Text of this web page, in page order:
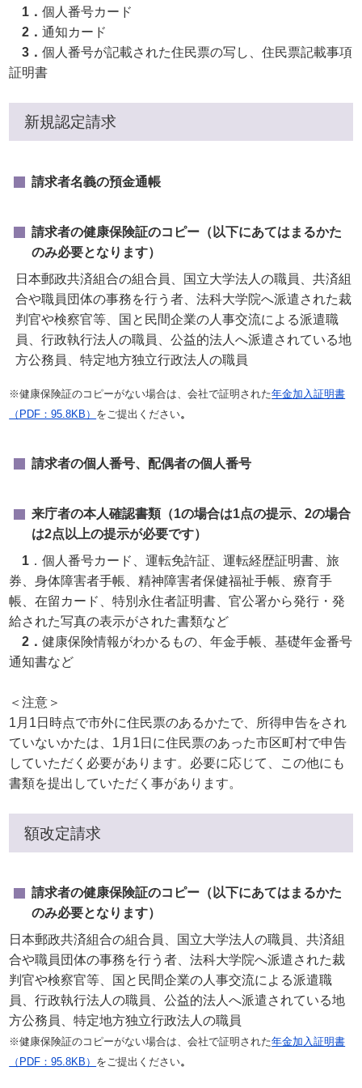
1．個人番号カード
2．通知カード
3．個人番号が記載された住民票の写し、住民票記載事項
証明書
新規認定請求
請求者名義の預金通帳
請求者の健康保険証のコピー（以下にあてはまるかた
のみ必要となります）
日本郵政共済組合の組合員、国立大学法人の職員、共済組
合や職員団体の事務を行う者、法科大学院へ派遣された裁
判官や検察官等、国と民間企業の人事交流による派遣職
員、行政執行法人の職員、公益的法人へ派遣されている地
方公務員、特定地方独立行政法人の職員
※健康保険証のコピーがない場合は、会社で証明された年金加入証明書
（PDF：95.8KB） をご提出ください。
請求者の個人番号、配偶者の個人番号
来庁者の本人確認書類（1の場合は1点の提示、2の場合
は2点以上の提示が必要です）
1 ．個人番号カード、運転免許証、運転経歴証明書、旅
券、身体障害者手帳、精神障害者保健福祉手帳、療育手
帳、在留カード、特別永住者証明書、官公署から発行・発
給された写真の表示がされた書類など
2．健康保険情報がわかるもの、年金手帳、基礎年金番号
通知書など
＜注意＞
1月1日時点で市外に住民票のあるかたで、所得申告をされ
ていないかたは、1月1日に住民票のあった市区町村で申告
していただく必要があります。必要に応じて、この他にも
書類を提出していただく事があります。
額改定請求
請求者の健康保険証のコピー（以下にあてはまるかた
のみ必要となります）
日本郵政共済組合の組合員、国立大学法人の職員、共済組
合や職員団体の事務を行う者、法科大学院へ派遣された裁
判官や検察官等、国と民間企業の人事交流による派遣職
員、行政執行法人の職員、公益的法人へ派遣されている地
方公務員、特定地方独立行政法人の職員
※健康保険証のコピーがない場合は、会社で証明された年金加入証明書
（PDF：95.8KB） をご提出ください。